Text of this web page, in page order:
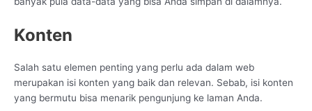
Konten
Salah satu elemen penting yang perlu ada dalam web
merupakan isi konten yang baik dan relevan. Sebab, isi konten
yang bermutu bisa menarik pengunjung ke laman Anda.